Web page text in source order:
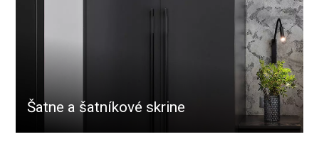
Šatne a šatníkové skrine